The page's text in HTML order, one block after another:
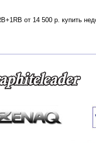
от 14 500 р. купить